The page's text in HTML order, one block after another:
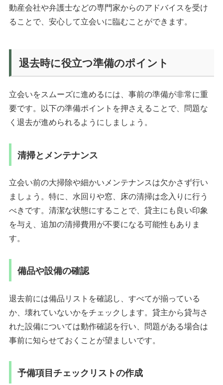
動産会社や弁護士などの専門家からのアドバイスを受け
ることで、安心して立会いに臨むことができます。
退去時に役立つ準備のポイント
立会いをスムーズに進めるには、事前の準備が非常に重
要です。以下の準備ポイントを押さえることで、問題な
く退去が進められるようにしましょう。
清掃とメンテナンス
立会い前の大掃除や細かいメンテナンスは欠かさず行い
ましょう。特に、水回りや窓、床の清掃は念入りに行う
べきです。清潔な状態にすることで、貸主にも良い印象
を与え、追加の清掃費用が不要になる可能性もありま
す。
備品や設備の確認
退去前には備品リストを確認し、すべてが揃っている
か、壊れていないかをチェックします。貸主から貸与さ
れた設備については動作確認を行い、問題がある場合は
事前に知らせておくことが望ましいです。
予備項目チェックリストの作成